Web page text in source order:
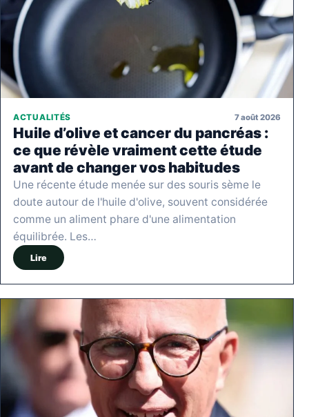
ACTUALITÉS 7 août 2026
Huile d’olive et cancer du pancréas :
ce que révèle vraiment cette étude
avant de changer vos habitudes
Une récente étude menée sur des souris sème le
doute autour de l'huile d'olive, souvent considérée
comme un aliment phare d'une alimentation
équilibrée. Les…
Lire